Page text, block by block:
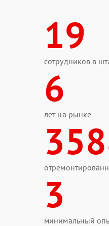
19
сотрудников в
6
лет на рынке
3
минимальный